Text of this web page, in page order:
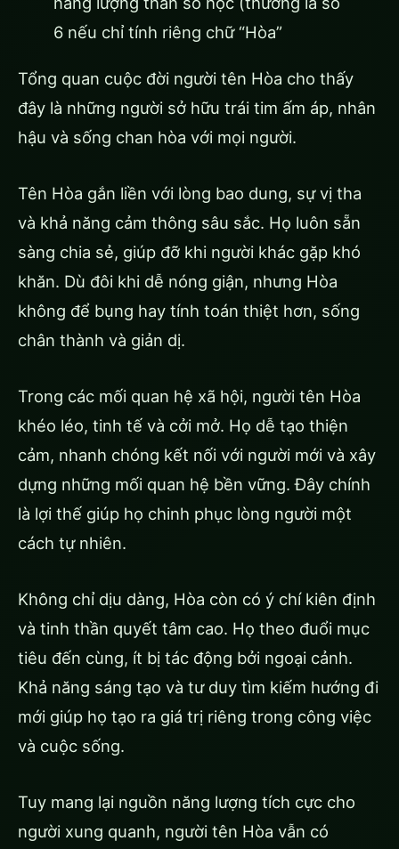
6 nếu chỉ tính riêng chữ “Hòa”
Tổng quan cuộc đời người tên Hòa cho thấy
đây là những người sở hữu trái tim ấm áp, nhân
hậu và sống chan hòa với mọi người.
Tên Hòa gắn liền với lòng bao dung, sự vị tha
và khả năng cảm thông sâu sắc. Họ luôn sẵn
sàng chia sẻ, giúp đỡ khi người khác gặp khó
khăn. Dù đôi khi dễ nóng giận, nhưng Hòa
không để bụng hay tính toán thiệt hơn, sống
chân thành và giản dị.
Trong các mối quan hệ xã hội, người tên Hòa
khéo léo, tinh tế và cởi mở. Họ dễ tạo thiện
cảm, nhanh chóng kết nối với người mới và xây
dựng những mối quan hệ bền vững. Đây chính
là lợi thế giúp họ chinh phục lòng người một
cách tự nhiên.
Không chỉ dịu dàng, Hòa còn có ý chí kiên định
và tinh thần quyết tâm cao. Họ theo đuổi mục
tiêu đến cùng, ít bị tác động bởi ngoại cảnh.
Khả năng sáng tạo và tư duy tìm kiếm hướng đi
mới giúp họ tạo ra giá trị riêng trong công việc
và cuộc sống.
Tuy mang lại nguồn năng lượng tích cực cho
người xung quanh, người tên Hòa vẫn có